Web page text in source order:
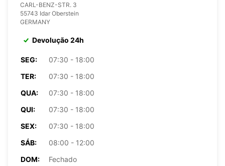
CARL-BENZ-STR. 3
55743 Idar Oberstein
GERMANY
Devolução 24h
SEG:
07:30 - 18:00
TER:
07:30 - 18:00
QUA:
07:30 - 18:00
QUI:
07:30 - 18:00
SEX:
07:30 - 18:00
SÁB:
08:00 - 12:00
DOM:
Fechado